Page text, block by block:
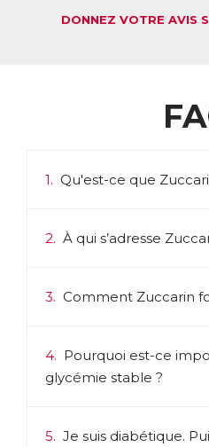
DONNEZ VOTRE AVIS
1. Qu'est-ce que
2. À qui s’adresse
3. Comment Zuccarin
4. Pourquoi est-ce
glycémie stable ?
5. Je suis diabétique.